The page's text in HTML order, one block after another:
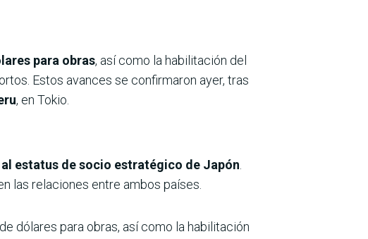
para obras, así como la habilitación del
Estos avances se confirmaron ayer, tras
, en Tokio.
estatus de socio estratégico de Japón
las relaciones entre ambos países.
dólares para obras, así como la habilitación